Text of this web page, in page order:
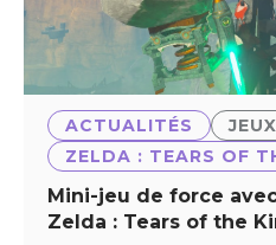
ACTUALITÉS
JEUX
ZELDA : TEARS OF
Mini-jeu de force
Zelda : Tears of the